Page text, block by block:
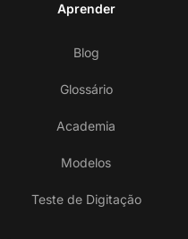
Aprender
Blog
Glossário
Academia
Modelos
Teste de Digitação